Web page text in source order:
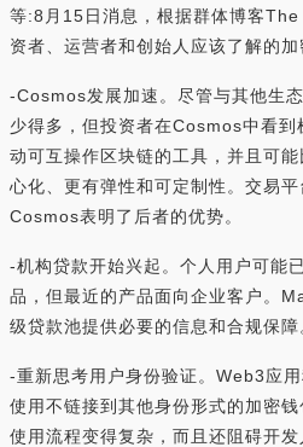
等:8月15日消息，根据群体博客
资者、运营者和创始人应该了解的加
-Cosmos发展加速。尽管与其他生
少得多，但投资者在Cosmos中看到
动可互操作区块链的工具，并且可
心化、更有弹性和可定制性。交易
Cosmos表明了后者的优势。
-机构贷款开始兴起。个人用户可能
品，但最近的产品面向企业客户。
级贷款池提供必要的信息和合规保障
-重新思考用户身份验证。Web3应
使用不链接到其他身份形式的加密
使用流程变得复杂，而且还阻碍开